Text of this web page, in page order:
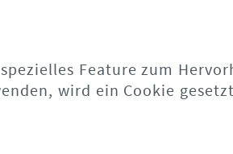
Feature zum
wird ein Cookie